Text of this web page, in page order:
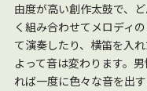
由度が高い創作太鼓で、
く組み合わせてメロディ
て演奏したり、横笛を入
よって音は変わります。
れば一度に色々な音を出